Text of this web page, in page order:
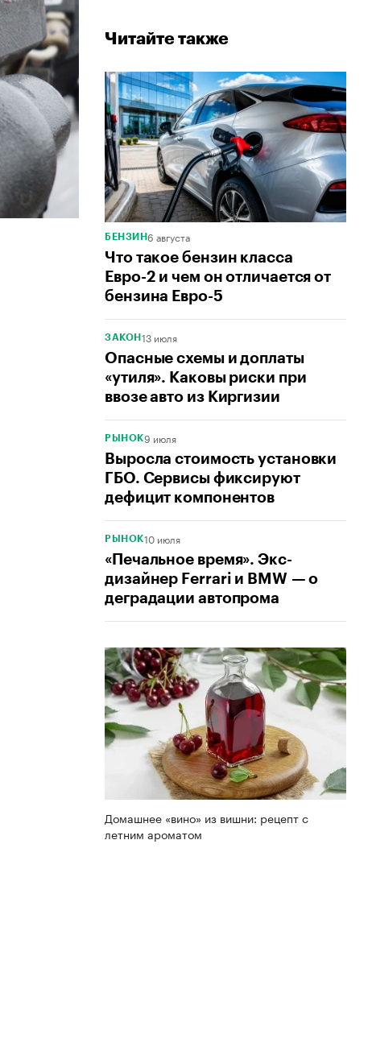
Читайте также
БЕНЗИН6 августа
Что такое бензин класса
Евро-2 и чем он отличается от
бензина Евро-5
ЗАКОН 13 июля
Опасные схемы и доплаты
«утиля». Каковы риски при
ввозе авто из Киргизии
РЫНОК9 июля
Выросла стоимость установки
ГБО. Сервисы фиксируют
дефицит компонентов
РЫНОК10 июля
«Печальное время». Экс-
дизайнер Ferrari и BMW — о
деградации автопрома
Домашнее «вино» из вишни: рецепт с
летним ароматом